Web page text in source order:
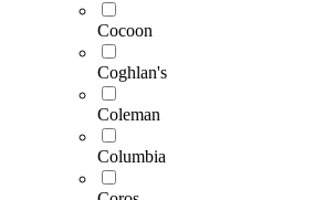
Cocoon
Coghlan's
Coleman
Columbia